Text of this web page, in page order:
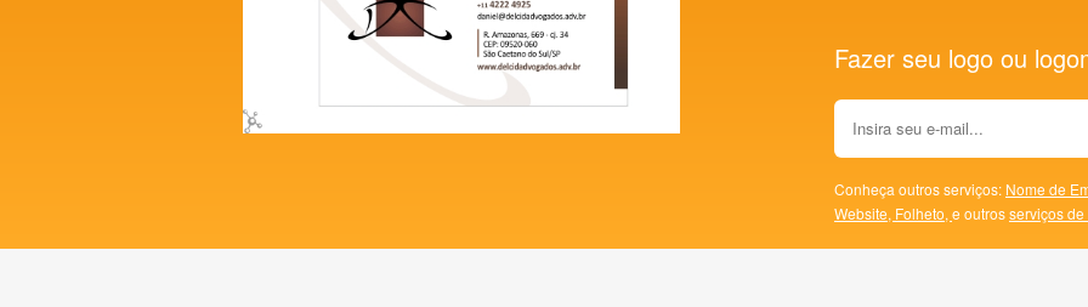
Fazer seu logo ou
Conheça outros serviços: Nome de
Website, Folheto, e outrosserviços